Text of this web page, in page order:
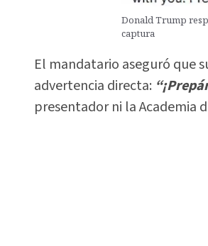
Donald Trump
captura
El mandatario aseguró que
advertencia directa:
presentador ni la Academia